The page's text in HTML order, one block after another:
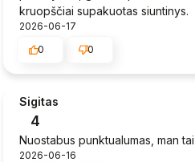
kruopščiai supakuotas siuntinys.
2026-06-17
0
0
Sigitas
4
Nuostabus punktualumas, man
2026-06-16